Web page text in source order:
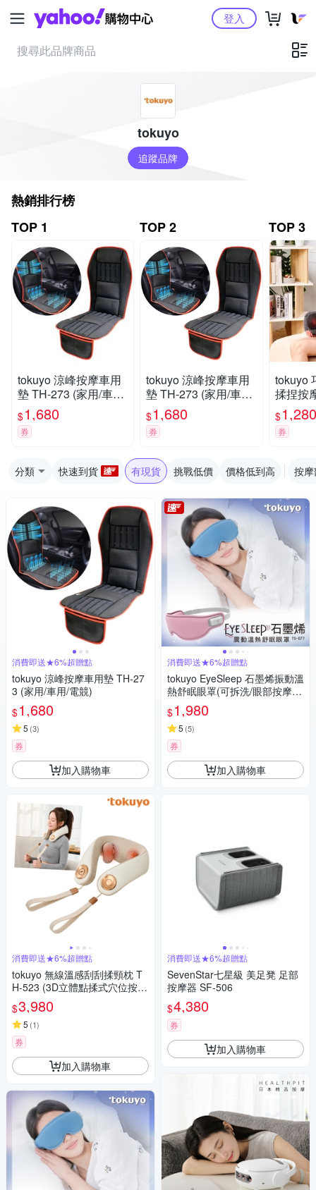
Yahoo購物中心登入
tokuyo
追蹤品牌
熱銷排行榜
TOP 1
tokuyo 涼峰按摩車用
墊 TH-273 (家用/車用/
電競)
$1,680
券
TOP 2
tokuyo 涼峰按摩車用
墊 TH-273 (家用/車用/
電競)
$1,680
券
TOP 3
tokuyo
揉捏按
$1,280
券
分類 快速到貨 有現貨 挑戰低價 價格低到高 按
消費即送★6%超贈點
tokuyo 涼峰按摩車用墊 TH-27
3 (家用/車用/電競)
$1,680
5 (3)
券
加入購物車
消費即送★6%超贈點
tokuyo 無線溫感刮刮揉頸枕 T
H-523 (3D立體點揉式穴位按摩
/ 頸部按摩深層有感)
$3,980
5 (1)
券
加入購物車
消費即送★6%超贈點
tokuyo EyeSleep 石墨烯振動溫
熱舒眠眼罩(可拆洗/眼部按摩)
TS-077
$1,980
5 (5)
券
加入購物車
消費即送★6%超贈點
SevenStar七星級 美足凳 足部
按摩器 SF-506
$4,380
券
加入購物車